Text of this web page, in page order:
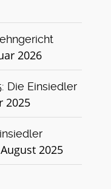
2026
Die Einsiedler
2025
2025